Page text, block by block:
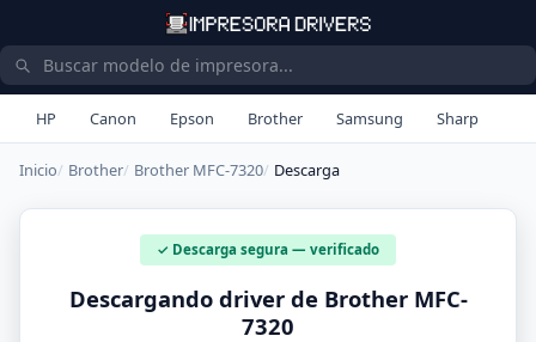
HP Canon Epson Brother Samsung Sharp
Inicio Brother Brother MFC-7320 Descarga
✓ Descarga segura — verificado
Descargando driver de Brother MFC-
7320